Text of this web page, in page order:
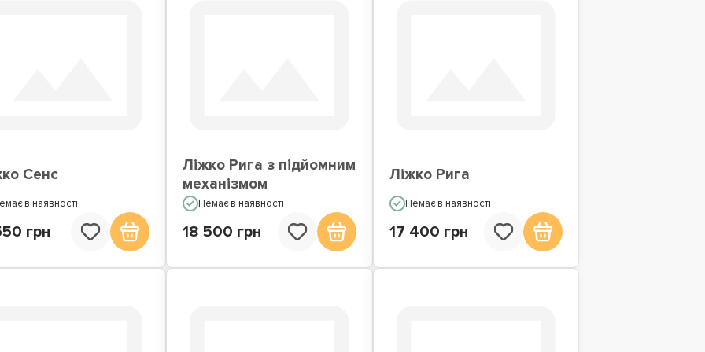
Сенс
в наявності
грн
Ліжко Рига з підйомним
механізмом
Немає в наявності
18 500 грн
Ліжко Рига
Немає в наявності
17 400 грн